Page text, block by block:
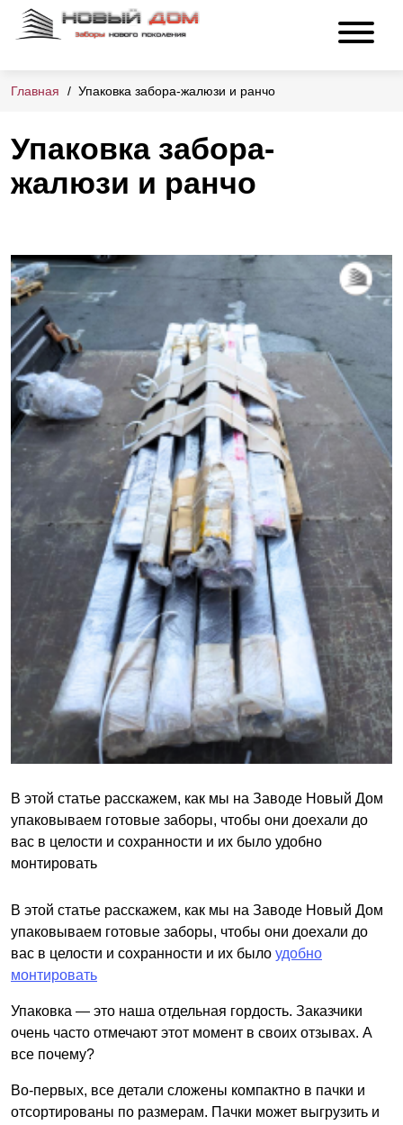
Главная Упаковка забора-жалюзи и ранчо
Упаковка забора-
жалюзи и ранчо
В этой статье расскажем, как мы на Заводе Новый Дом
упаковываем готовые заборы, чтобы они доехали до
вас в целости и сохранности и их было удобно
монтировать
В этой статье расскажем, как мы на Заводе Новый Дом
упаковываем готовые заборы, чтобы они доехали до
вас в целости и сохранности и их было удобно
монтировать
Упаковка — это наша отдельная гордость. Заказчики
очень часто отмечают этот момент в своих отзывах. А
все почему?
Во-первых, все детали сложены компактно в пачки и
отсортированы по размерам. Пачки может выгрузить и